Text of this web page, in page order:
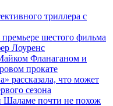
триллера с
шестого фильма
Лоуренс
Фланаганом и
прокате
рассказала, что может
сезона
почти не похож